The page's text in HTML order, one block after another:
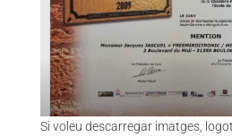
ENTREPRENEUR AWARD –
Si voleu descarregar imatges,